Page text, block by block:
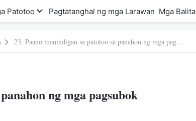
Patotoo Pagtatanghal ng mga Larawan Mga Balita
23. Paano manindigan sa patotoo sa panahon ng mga pagsubok
ng mga pagsubok